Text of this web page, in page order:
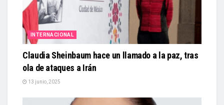
INTERNACIONAL
Claudia Sheinbaum hace un llamado a la paz, tras
ola de ataques a Irán
13 junio, 2025